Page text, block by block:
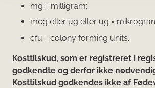
mg = milligram;
mcg eller μg eller ug =
cfu = colony forming units.
Kosttilskud, som er registreret i
godkendte og derfor ikke
Kosttilskud godkendes ikke af